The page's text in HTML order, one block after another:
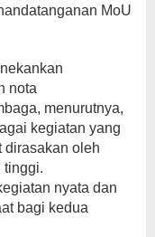
MoU
nota
menurutnya,
kegiatan yang
dirasakan oleh
tinggi.
nyata dan
bagi kedua